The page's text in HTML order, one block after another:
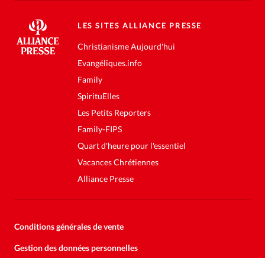
LES SITES ALLIANCE PRESSE
Christianisme Aujourd'hui
Evangéliques.info
Family
SpirituElles
Les Petits Reporters
Family-FIPS
Quart d'heure pour l'essentiel
Vacances Chrétiennes
Alliance Presse
Conditions générales de vente
Gestion des données personnelles